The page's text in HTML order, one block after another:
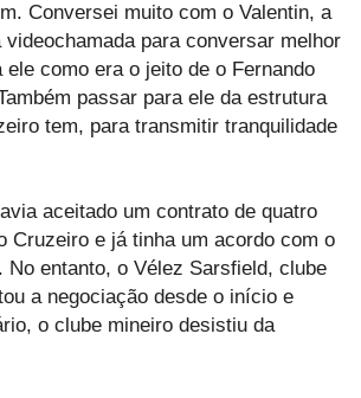
Conversei muito com o Valentin, a
para conversar melhor
como era o jeito de o Fernando
passar para ele da estrutura
tem, para transmitir tranquilidade
aceitado um contrato de quatro
Cruzeiro e já tinha um acordo com o
No entanto, o Vélez Sarsfield, clube
a negociação desde o início e
o clube mineiro desistiu da